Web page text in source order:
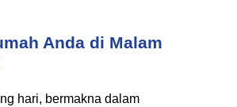
Anda di Malam
hari, bermakna dalam